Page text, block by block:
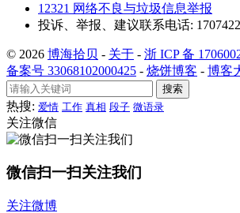
12321 网络不良与垃圾信息举报
投诉、举报、建议联系电话:
© 2026 博海拾贝 - 关于 - 浙 ICP 备
备案号 33068102000425 - 烧饼博客 - 博客
搜索
热搜: 爱情 工作 真相 段子 微语录
关注微信
微信扫一扫关注我们
关注微博